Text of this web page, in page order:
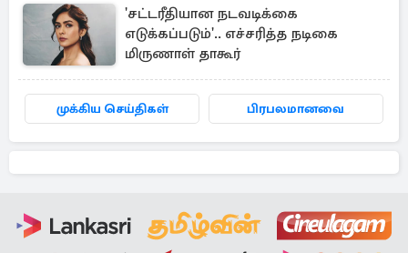
'சட்டரீதியான நடவடிக்கை
எடுக்கப்படும்'.. எச்சரித்த நடிகை
மிருணாள் தாகூர்
முக்கிய செய்திகள் பிரபலமானவை